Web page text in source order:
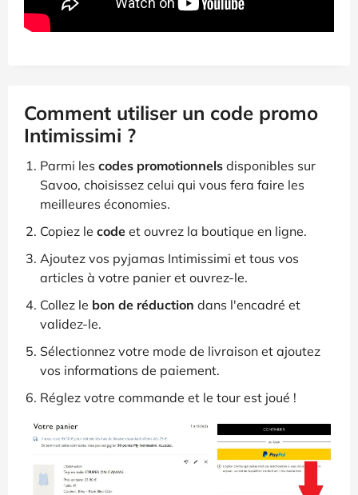
Comment utiliser un code promo
Intimissimi ?
Parmi les codes promotionnels disponibles sur
Savoo, choisissez celui qui vous fera faire les
meilleures économies.
Copiez le code et ouvrez la boutique en ligne.
Ajoutez vos pyjamas Intimissimi et tous vos
articles à votre panier et ouvrez-le.
Collez le bon de réduction dans l'encadré et
validez-le.
Sélectionnez votre mode de livraison et ajoutez
vos informations de paiement.
Réglez votre commande et le tour est joué !